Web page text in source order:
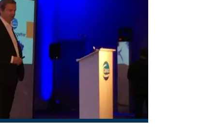
Russia
métiers
de recrutement
personnel